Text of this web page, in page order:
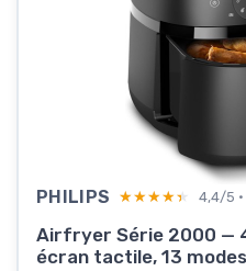
PHILIPS ★★★★★
★★★★★ 4,4/5 ·
Airfryer Série 2000 —
écran tactile, 13 modes